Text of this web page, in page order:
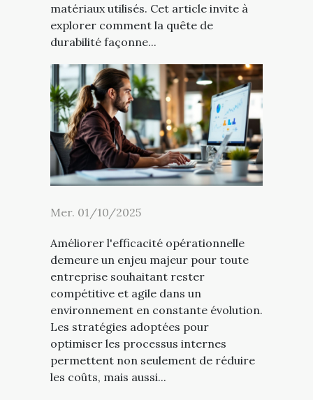
matériaux utilisés. Cet article invite à
explorer comment la quête de
durabilité façonne...
Mer. 01/10/2025
Améliorer l'efficacité opérationnelle
demeure un enjeu majeur pour toute
entreprise souhaitant rester
compétitive et agile dans un
environnement en constante évolution.
Les stratégies adoptées pour
optimiser les processus internes
permettent non seulement de réduire
les coûts, mais aussi...